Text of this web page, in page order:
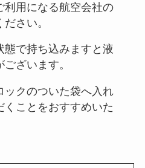
利用になる航空会社の
さい。
態で持ち込みますと液
ざいます。
ックのついた袋へ入れ
くことをおすすめいた